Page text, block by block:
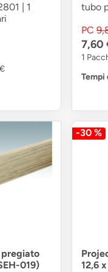
| 1
tubo
PC
7,60
1
Tempi
019)
-30 %
12,6